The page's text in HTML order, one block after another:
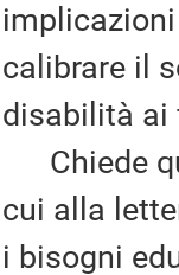
calibrare il
disabilità ai
Chiede
cui alla
i bisogni